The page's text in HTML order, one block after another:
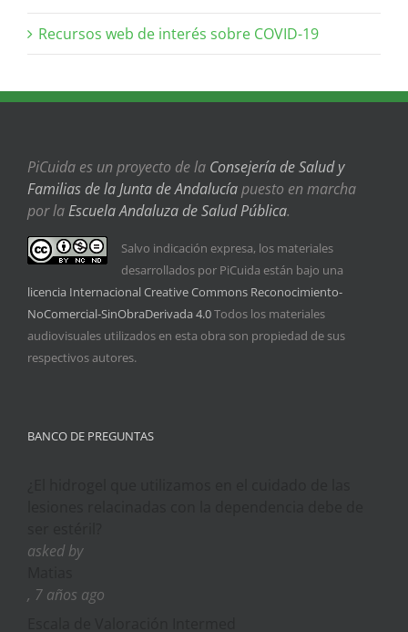
Recursos web de interés sobre COVID-19
PiCuida es un proyecto de la Consejería de Salud y
Familias de la Junta de Andalucíapuesto en marcha
por laEscuela Andaluza de Salud Pública.
Salvo indicación expresa, los materiales
desarrollados por PiCuida están bajo una
licencia Internacional Creative Commons Reconocimiento-
NoComercial-SinObraDerivada 4.0Todos los materiales
audiovisuales utilizados en esta obra son propiedad de sus
respectivos autores.
BANCO DE PREGUNTAS
asked by
, 7 años ago